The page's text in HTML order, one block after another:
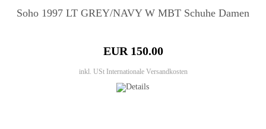
Soho 1997 LT GREY/NAVY W MBT Schuhe Damen
EUR 150.00
inkl. USt Internationale Versandkosten